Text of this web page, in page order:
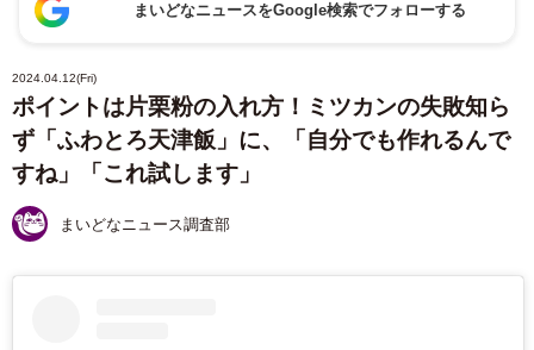
まいどなニュースをGoogle検索でフォローする
2024.04.12(Fri)
ポイントは片栗粉の入れ方！ミツカンの失敗知ら
ず「ふわとろ天津飯」に、「自分でも作れるんで
すね」「これ試します」
まいどなニュース調査部